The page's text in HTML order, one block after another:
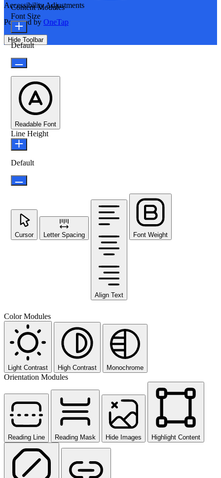
Accessibility Adjustments
Powered by OneTap
Hide Toolbar
Content Modules
Font Size
Default
Readable Font
Line Height
Default
Cursor Letter Spacing
Align Text
Font Weight
Color Modules
Light Contrast High Contrast Monochrome
Orientation Modules
Reading Line Reading Mask Hide Images Highlight Content